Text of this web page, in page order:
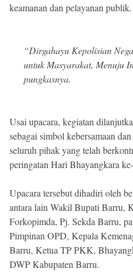
keamanan dan pelayanan publik.
“Dirgahayu Kepolisian
untuk Masyarakat, Menuju
pungkasnya.
Usai upacara, kegiatan
sebagai simbol kebersamaan
seluruh pihak yang telah
peringatan Hari Bhayangkara
Upacara tersebut dihadiri oleh
antara lain Wakil Bupati Barru,
Forkopimda, Pj. Sekda Barru,
Pimpinan OPD, Kepala
Barru, Ketua TP PKK,
DWP Kabupaten Barru.